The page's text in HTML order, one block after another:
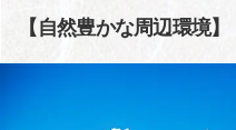
【自然豊かな周辺環境